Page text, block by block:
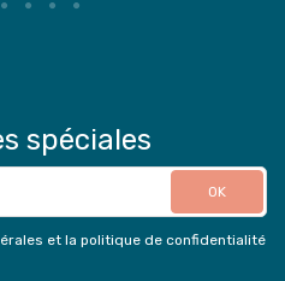
spéciales
et la politique de confidentialité